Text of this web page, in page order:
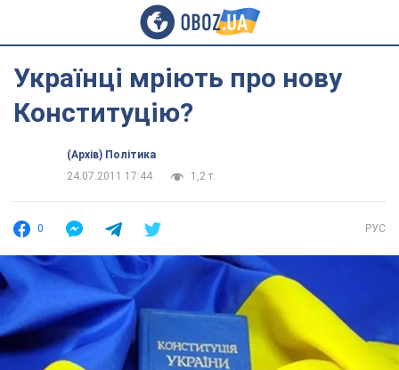
Українці мріють про нову
Конституцію?
(Архів) Політика
24.07.2011 17:44
1,2 т.
0 РУС